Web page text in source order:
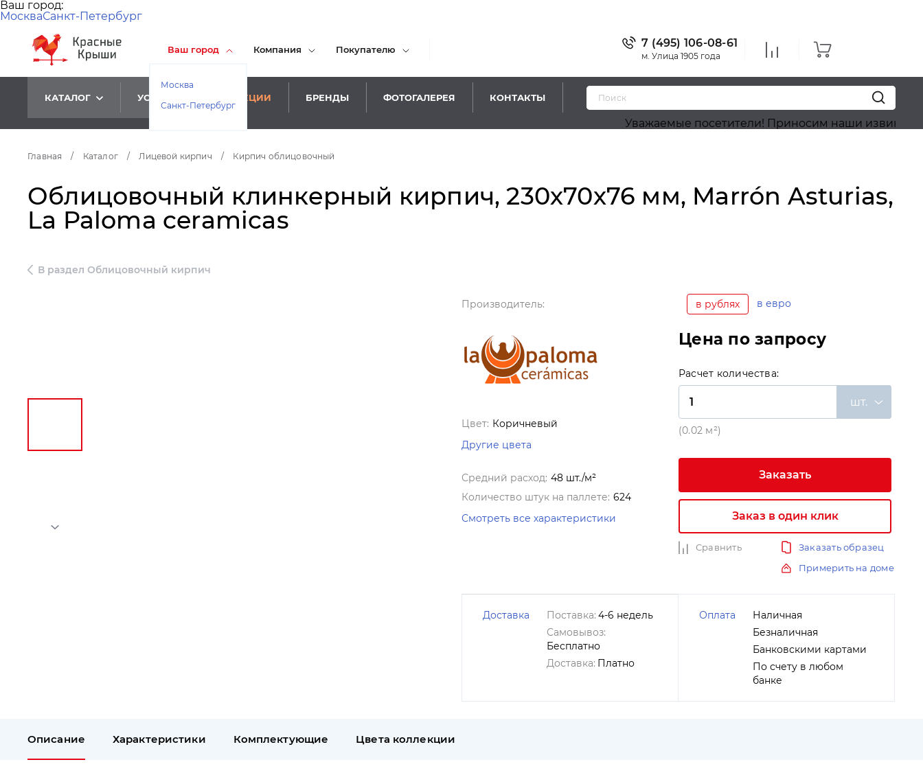
Ваш город:
МоскваСанкт-Петербург
Ваш город
Москва
Санкт-Петербург
Компания Покупателю
7 (495) 106-08-61
м. Улица 1905 года
КАТАЛОГ УСЛУГИ АКЦИИ БРЕНДЫ ФОТОГАЛЕРЕЯ КОНТАКТЫ
Уважаемые посетители! Приносим наши извинения, на
Главная / Каталог / Лицевой кирпич / Кирпич облицовочный
Облицовочный клинкерный кирпич, 230х70х76 мм, Marrón Asturias,
La Paloma ceramicas
В раздел Облицовочный кирпич
Производитель:
Цвет: Коричневый
Другие цвета
Средний расход: 48 шт./м²
Количество штук на паллете: 624
Смотреть все характеристики
в рублях в евро
Цена по запросу
Расчет количества:
шт.
(0.02 м²)
Заказать
Заказ в один клик
Сравнить
Заказать образец
Примерить на доме
Доставка Поставка: 4-6 недель
Самовывоз:
Бесплатно
Доставка: Платно
Оплата
Наличная
Безналичная
Банковскими картами
По счету в любом
банке
Описание Характеристики Комплектующие Цвета коллекции